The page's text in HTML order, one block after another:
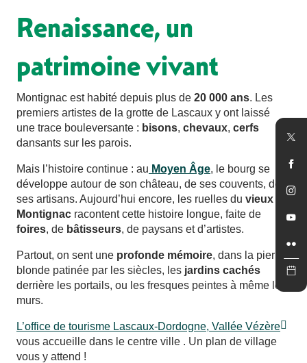
Renaissance, un
patrimoine vivant
Montignac est habité depuis plus de 20 000 ans. Les
premiers artistes de la grotte de Lascaux y ont laissé
une trace bouleversante : bisons, chevaux, cerfs
dansants sur les parois.
Mais l’histoire continue : au Moyen Âge, le bourg se
développe autour de son château, de ses couvents, de
ses artisans. Aujourd’hui encore, les ruelles du vieux
Montignac racontent cette histoire longue, faite de
foires, de bâtisseurs, de paysans et d’artistes.
Partout, on sent une profonde mémoire, dans la pierre
blonde patinée par les siècles, les jardins cachés
derrière les portails, ou les fresques peintes à même les
murs.
L’office de tourisme Lascaux-Dordogne, Vallée Vézère
vous accueille dans le centre ville . Un plan de village
vous y attend !